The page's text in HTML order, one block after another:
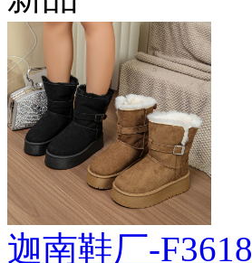
迦南鞋厂-F3618